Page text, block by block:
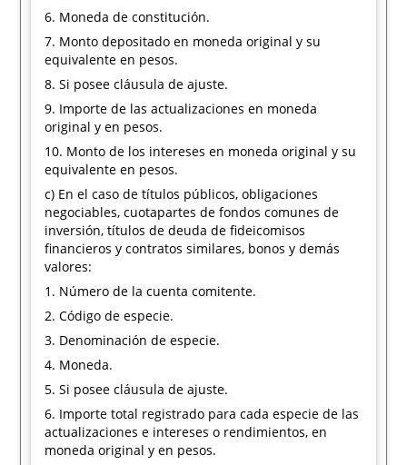
6. Moneda de constitución.
7. Monto depositado en moneda original y su
equivalente en pesos.
8. Si posee cláusula de ajuste.
9. Importe de las actualizaciones en moneda
original y en pesos.
10. Monto de los intereses en moneda original y su
equivalente en pesos.
c) En el caso de títulos públicos, obligaciones
negociables, cuotapartes de fondos comunes de
inversión, títulos de deuda de fideicomisos
financieros y contratos similares, bonos y demás
valores:
1. Número de la cuenta comitente.
2. Código de especie.
3. Denominación de especie.
4. Moneda.
5. Si posee cláusula de ajuste.
6. Importe total registrado para cada especie de las
actualizaciones e intereses o rendimientos, en
moneda original y en pesos.